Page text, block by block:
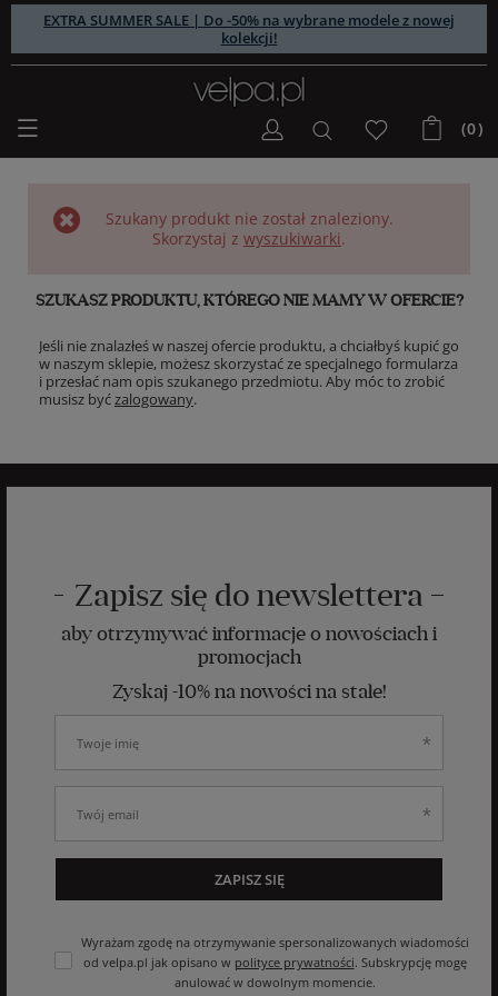
EXTRA SUMMER SALE | Do -50% na wybrane modele z nowej
kolekcji!
(0)
Szukany produkt nie został znaleziony.
Skorzystaj z wyszukiwarki.
SZUKASZ PRODUKTU, KTÓREGO NIE MAMY W OFERCIE?
Jeśli nie znalazłeś w naszej ofercie produktu, a chciałbyś kupić go
w naszym sklepie, możesz skorzystać ze specjalnego formularza
i przesłać nam opis szukanego przedmiotu. Aby móc to zrobić
musisz byćzalogowany.
Zapisz się do newslettera
aby otrzymywać informacje o nowościach i
promocjach
Zyskaj -10% na nowości na stałe!
Wyrażam zgodę na otrzymywanie spersonalizowanych wiadomości
od velpa.pl jak opisano w polityce prywatności. Subskrypcję mogę
anulować w dowolnym momencie.
ZAPISZ SIĘ